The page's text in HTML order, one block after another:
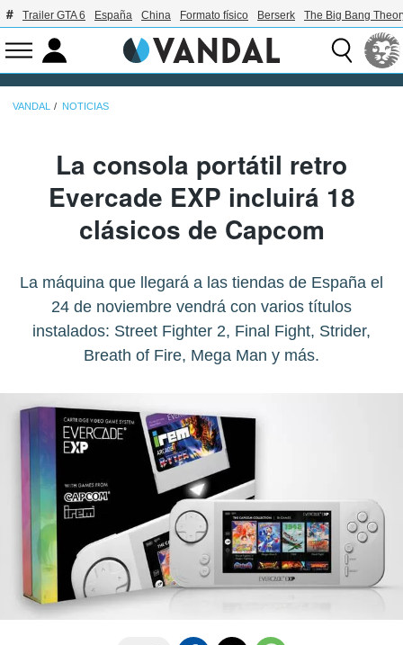
Trailer GTA 6 España China Formato físico Berserk The Big Bang
VANDAL NOTICIAS
La consola portátil retro
Evercade EXP incluirá 18
clásicos de Capcom
La máquina que llegará a las tiendas de España el
24 de noviembre vendrá con varios títulos
instalados: Street Fighter 2, Final Fight, Strider,
Breath of Fire, Mega Man y más.